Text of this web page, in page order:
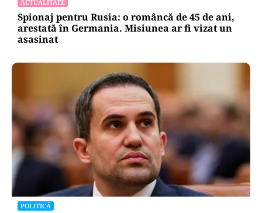
ACTUALITATE
Spionaj pentru Rusia: o româncă de 45 de ani,
arestată în Germania. Misiunea ar fi vizat un
asasinat
POLITICĂ